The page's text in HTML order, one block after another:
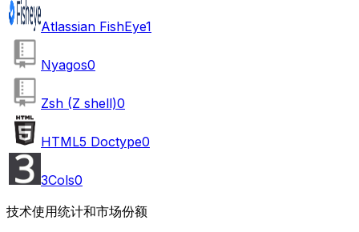
Atlassian FishEye1
Nyagos0
Zsh (Z shell)0
HTML5 Doctype0
3Cols0
技术使用统计和市场份额